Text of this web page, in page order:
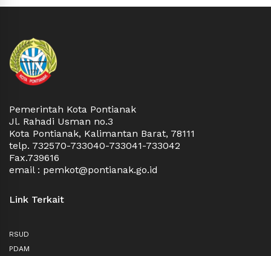
Pemerintah Kota Pontianak
Jl. Rahadi Usman no.3
Kota Pontianak, Kalimantan Barat, 78111
telp. 732570-733040-733041-733042
Fax.739616
email : pemkot@pontianak.go.id
Link Terkait
RSUD
PDAM